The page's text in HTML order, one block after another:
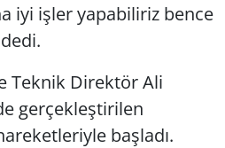
iyi işler yapabiliriz bence
Teknik Direktör Ali
gerçekleştirilen
başladı.